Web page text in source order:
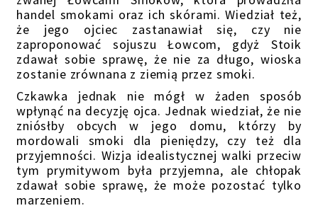
handel smokami oraz ich skórami. Wiedział też,
że jego ojciec zastanawiał się, czy nie
zaproponować sojuszu Łowcom, gdyż Stoik
zdawał sobie sprawę, że nie za długo, wioska
zostanie zrównana z ziemią przez smoki.
Czkawka jednak nie mógł w żaden sposób
wpłynąć na decyzję ojca. Jednak wiedział, że nie
zniósłby obcych w jego domu, którzy by
mordowali smoki dla pieniędzy, czy też dla
przyjemności. Wizja idealistycznej walki przeciw
tym prymitywom była przyjemna, ale chłopak
zdawał sobie sprawę, że może pozostać tylko
marzeniem.